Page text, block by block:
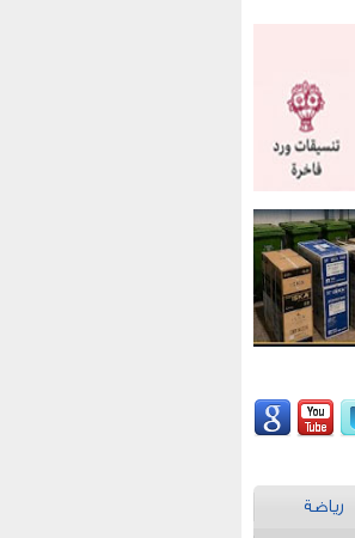
رياضة